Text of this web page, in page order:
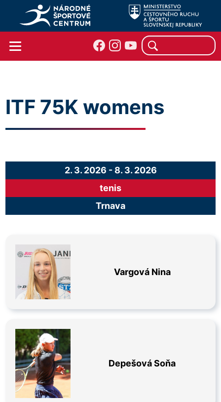
ITF 75K womens
2. 3. 2026 - 8. 3. 2026
tenis
Trnava
Vargová Nina
Depešová Soňa